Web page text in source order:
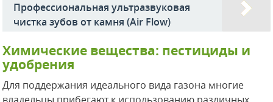
Профессиональная ультразвуковая
чистка зубов от камня (Air Flow)
Химические вещества: пестициды и
удобрения
Для поддержания идеального вида газона многие